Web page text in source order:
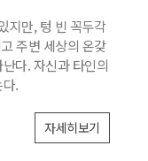
지만, 텅 빈 꼭두각
주변 세상의 온갖
다. 자신과 타인의
.
자세히보기